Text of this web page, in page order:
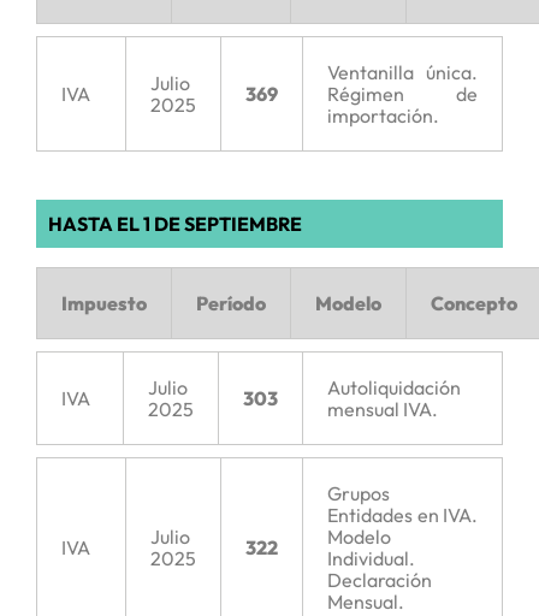
IVA
Julio
2025
369
Ventanilla única.
Régimen de
importación.
HASTA EL 1 DE SEPTIEMBRE
Impuesto Período Modelo Concepto
IVA
Julio
2025
303
Autoliquidación
mensual IVA.
IVA
Julio
2025
322
Grupos
Entidades en IVA.
Modelo
Individual.
Declaración
Mensual.